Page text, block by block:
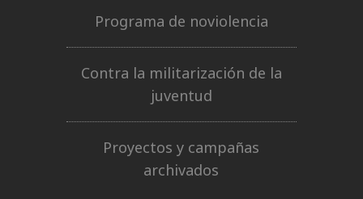
Programa de noviolencia
Contra la militarización de la
juventud
Proyectos y campañas
archivados